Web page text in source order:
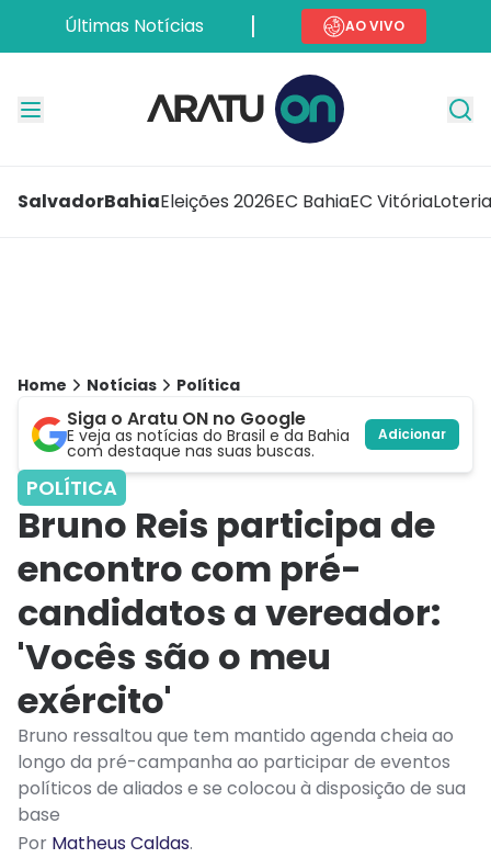
Últimas Notícias AO VIVO
SalvadorBahiaEleições 2026EC BahiaEC Vitória
Home Notícias Política
Siga o Aratu ON no Google
E veja as notícias do Brasil e da Bahia
com destaque nas suas buscas.
Adicionar
POLÍTICA
Bruno Reis participa de
encontro com pré-
candidatos a vereador:
'Vocês são o meu
exército'
Bruno ressaltou que tem mantido agenda cheia ao
longo da pré-campanha ao participar de eventos
políticos de aliados e se colocou à disposição de sua
base
Por Matheus Caldas.